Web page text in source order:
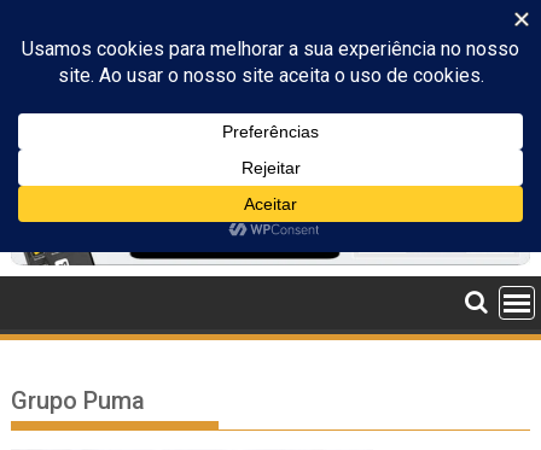
content
Grupo Puma